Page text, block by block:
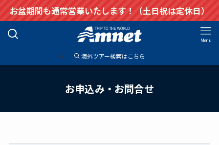
お盆期間も通常営業いたします！（土日祝は定休日）
Menu
海外ツアー検索はこちら
お申込み・お問合せ